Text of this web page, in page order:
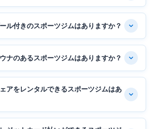
ル付きのスポーツジムはありますか？
ナのあるスポーツジムはありますか？
アをレンタルできるスポーツジムはあ